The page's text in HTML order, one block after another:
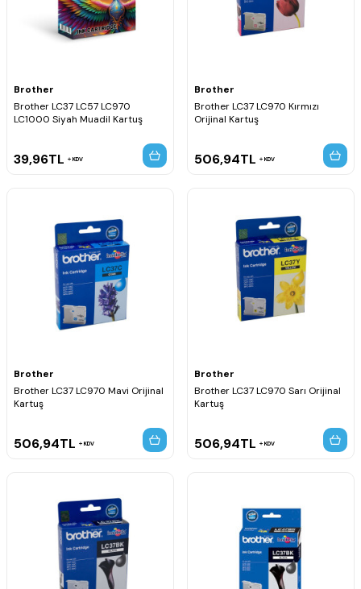
Brother
Brother LC37 LC57 LC970
LC1000 Siyah Muadil Kartuş
39,96TL KDV
Brother
Brother LC37 LC970 Kırmızı
Orijinal Kartuş
506,94TL KDV
Brother
Brother LC37 LC970 Mavi Orijinal
Kartuş
506,94TL KDV
Brother
Brother LC37 LC970 Sarı Orijinal
Kartuş
506,94TL KDV